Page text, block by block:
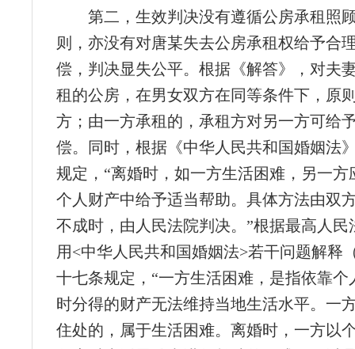
第二，生效判决没有遵循公房承租照
则，亦没有对唐某失去公房承租权给予合
偿，判决显失公平。根据《解答》，对夫
租的公房，在男女双方在同等条件下，原
方；由一方承租的，承租方对另一方可给
偿。同时，根据《中华人民共和国婚姻法
规定，“离婚时，如一方生活困难，另一方
个人财产中给予适当帮助。具体方法由双
不成时，由人民法院判决。”根据最高人民
用<中华人民共和国婚姻法>若干问题解释
十七条规定，“一方生活困难，是指依靠个
时分得的财产无法维持当地生活水平。一
住处的，属于生活困难。离婚时，一方以